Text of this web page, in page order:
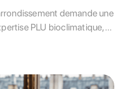
demande une
PLU bioclimatique,